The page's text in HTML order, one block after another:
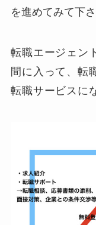
を進めてみて下さ
転職エージェン
間に入って、転
転職サービスに